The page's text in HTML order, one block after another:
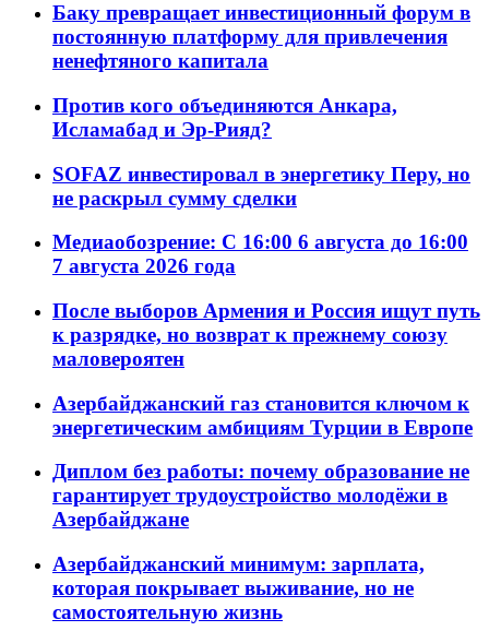
Баку превращает инвестиционный форум в
постоянную платформу для привлечения
ненефтяного капитала
Против кого объединяются Анкара,
Исламабад и Эр-Рияд?
SOFAZ инвестировал в энергетику Перу, но
не раскрыл сумму сделки
Медиаобозрение: С 16:00 6 августа до 16:00
7 августа 2026 года
После выборов Армения и Россия ищут путь
к разрядке, но возврат к прежнему союзу
маловероятен
Азербайджанский газ становится ключом к
энергетическим амбициям Турции в Европе
Диплом без работы: почему образование не
гарантирует трудоустройство молодёжи в
Азербайджане
Азербайджанский минимум: зарплата,
которая покрывает выживание, но не
самостоятельную жизнь